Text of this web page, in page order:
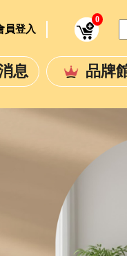
員登入
0
息 品牌